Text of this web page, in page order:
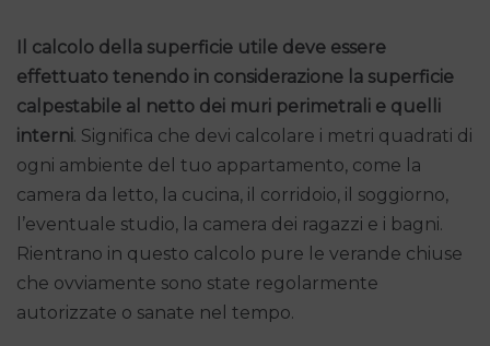
Il calcolo della superficie utile deve essere
effettuato tenendo in considerazione la superficie
calpestabile al netto dei muri perimetrali e quelli
interni. Significa che devi calcolare i metri quadrati di
ogni ambiente del tuo appartamento, come la
camera da letto, la cucina, il corridoio, il soggiorno,
l’eventuale studio, la camera dei ragazzi e i bagni.
Rientrano in questo calcolo pure le verande chiuse
che ovviamente sono state regolarmente
autorizzate o sanate nel tempo.